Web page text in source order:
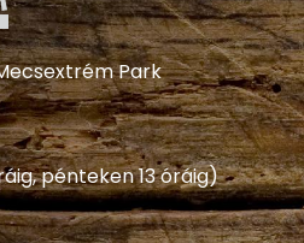
Park
pénteken 13 óráig)